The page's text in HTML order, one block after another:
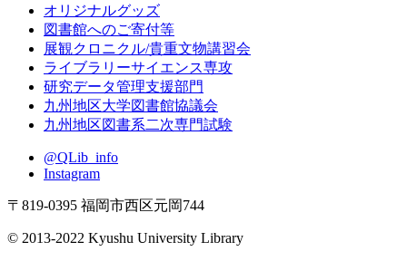
オリジナルグッズ
図書館へのご寄付等
展観クロニクル/貴重文物講習会
ライブラリーサイエンス専攻
研究データ管理支援部門
九州地区大学図書館協議会
九州地区図書系二次専門試験
@QLib_info
Instagram
〒819-0395 福岡市西区元岡744
© 2013-2022 Kyushu University Library